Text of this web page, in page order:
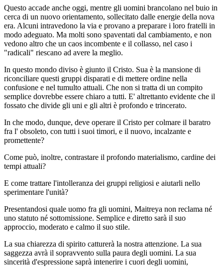
Questo accade anche oggi, mentre gli uomini brancolano nel buio in
cerca di un nuovo orientamento, sollecitato dalle energie della nova
era. Alcuni intravedono la via e provano a preparare i loro fratelli in
modo adeguato. Ma molti sono spaventati dal cambiamento, e non
vedono altro che un caos incombente e il collasso, nel caso i
"radicali" riescano ad avere la meglio.
In questo mondo diviso è giunto il Cristo. Sua è la mansione di
riconciliare questi gruppi disparati e di mettere ordine nella
confusione e nel tumulto attuali. Che non si tratta di un compito
semplice dovrebbe essere chiaro a tutti. E' altrettanto evidente che il
fossato che divide gli uni e gli altri è profondo e trincerato.
In che modo, dunque, deve operare il Cristo per colmare il baratro
fra l' obsoleto, con tutti i suoi timori, e il nuovo, incalzante e
promettente?
Come può, inoltre, contrastare il profondo materialismo, cardine dei
tempi attuali?
E come trattare l'intolleranza dei gruppi religiosi e aiutarli nello
sperimentare l'unità?
Presentandosi quale uomo fra gli uomini, Maitreya non reclama né
uno statuto né sottomissione. Semplice e diretto sarà il suo
approccio, moderato e calmo il suo stile.
La sua chiarezza di spirito catturerà la nostra attenzione. La sua
saggezza avrà il sopravvento sulla paura degli uomini. La sua
sincerità d'espressione saprà intenerire i cuori degli uomini,